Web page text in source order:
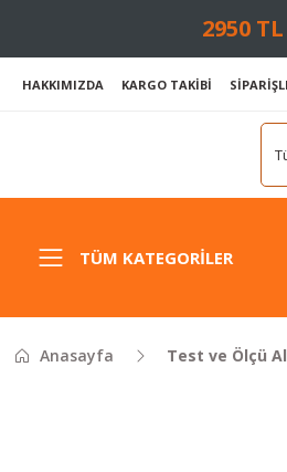
2950
HAKKIMIZDA KARGO TAKİBİ
TÜM KATEGORILER
Anasayfa Test ve Ölçü